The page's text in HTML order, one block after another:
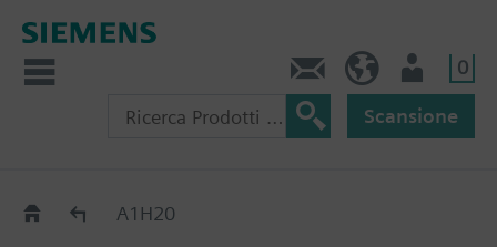
0
Scansione
Old2NewA1H20